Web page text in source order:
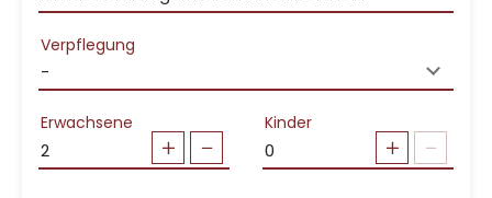
Verpflegung
Erwachsene Kinder